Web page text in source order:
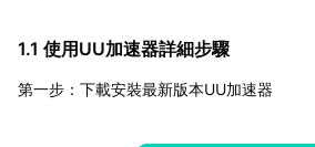
1.1 使用UU加速器詳細步驟
第一步：下載安裝最新版本UU加速器